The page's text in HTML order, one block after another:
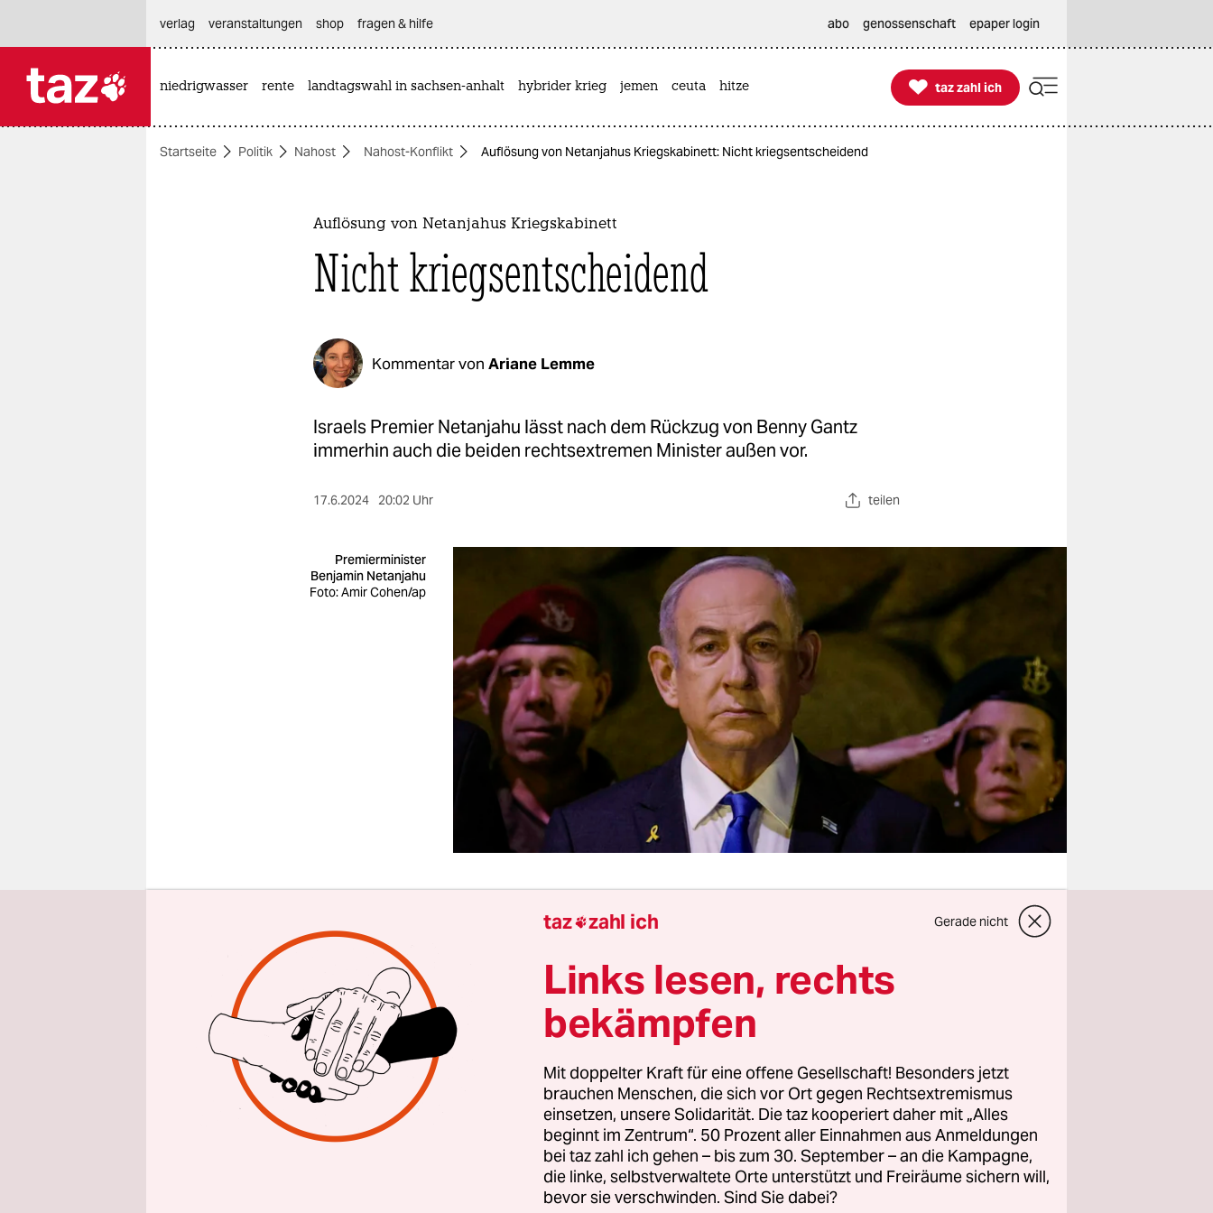
themen
verlag
veranstaltungen shop fragen & hilfe abo genossenschaft epaper login
niedrigwasser rente landtagswahl in sachsen-anhalt hybrider krieg jemen ceuta hitze 
taz zahl ich
taz zahl ich
Startseite Politik Nahost Nahost-Konflikt Auflösung von Netanjahus Kriegskabinett: Nicht kriegsentscheidend
Auflösung von Netanjahus Kriegskabinett
Nicht kriegsentscheidend
Kommentar von Ariane Lemme
Israels Premier Netanjahu lässt nach dem Rückzug von Benny Gantz
immerhin auch die beiden rechtsextremen Minister außen vor.
17.6.2024 20:02 Uhr teilen
Premierminister
Benjamin Netanjahu
Foto: Amir Cohen/ap
A uf den ersten Blick mögen sie wie größere Nachrichten wirken.
Tatsächlich aber werden wederdie tägliche Feuerpauseentlang
der Route für die Hilfslieferungen nochdie Auflösung des
Kriegskabinetts
auf den weiteren Verlauf des Krieges Auswirkungen
haben. Mit der Auflösung des Kriegskabinetts hat Israels
Premierminister Benjamin Netanjahu kurz gesagt wohl einfach wieder
alle Macht auf sich konzentriert. Denn nachdem sich
Oppositionsführer
Benny Gantzzusammen mit dem Ex-General Gadi
aus der Notstandsregierung zurückgezogen hatte – weil
Netanjahu Israel von einem „wahren Sieg“ abhalte –, war das Gebilde
taz zahl ich Gerade nicht
Links lesen, rechts
bekämpfen
Mit doppelter Kraft für eine offene Gesellschaft! Besonders jetzt
brauchen Menschen, die sich vor Ort gegen Rechtsextremismus
einsetzen, unsere Solidarität. Die taz kooperiert daher mit „Alles
beginnt im Zentrum“. 50 Prozent aller Einnahmen aus Anmeldungen
bei taz zahl ich gehen – bis zum 30. September – an die Kampagne,
die linke, selbstverwaltete Orte unterstützt und Freiräume sichern will,
bevor sie verschwinden. Sind Sie dabei?